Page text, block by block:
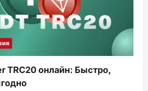
TRC20 онлайн: Быстро,